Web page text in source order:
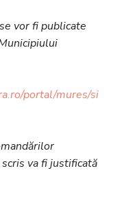
fi publicate
portal/mures/
va fi justificată